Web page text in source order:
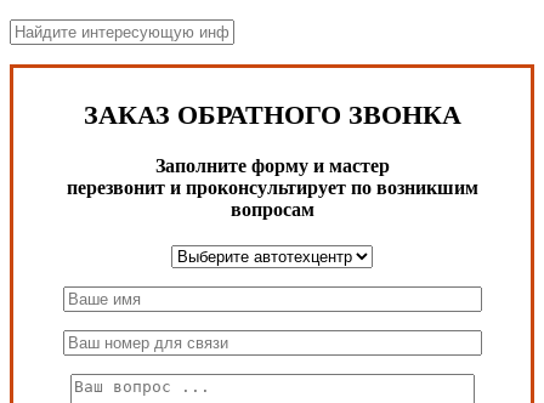
ЗАКАЗ ОБРАТНОГО ЗВОНКА
Заполните форму и мастер
перезвонит и проконсультирует по возникшим
вопросам